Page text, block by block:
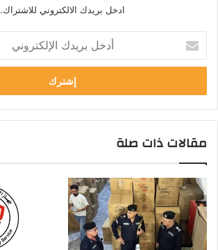
ادخل بريدك الالكتروني للاشتراك.
خ
ب
ر
د
ا
إ
ل
ك
ت
مقالات ذات صلة